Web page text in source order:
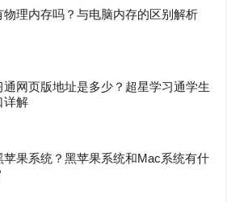
物理内存吗？与电脑内存的区别解析
通网页版地址是多少？超星学习通学生
详解
苹果系统？黑苹果系统和Mac系统有什